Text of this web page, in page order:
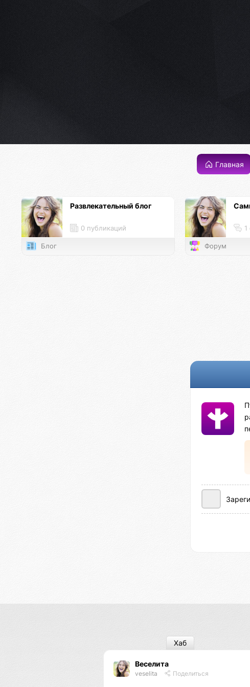
Главная
Развлекательный блог
0 публикаций
Блог
1
Форум
Веселита
veselita Поделиться
Хаб